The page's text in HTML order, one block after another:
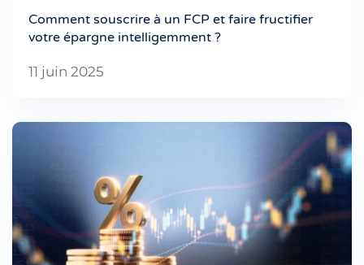
Comment souscrire à un FCP et faire fructifier
votre épargne intelligemment ?
11 juin 2025